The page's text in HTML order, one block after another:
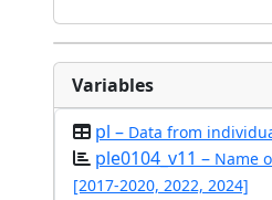
Variables
pl – Data from
ple0104_v11 – Name
[2017-2020, 2022, 2024]